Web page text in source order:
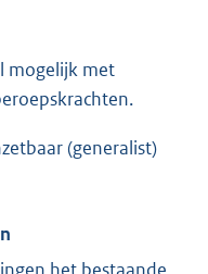
mogelijk met
(generalist)
het bestaande